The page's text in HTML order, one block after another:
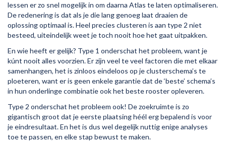
lessen er zo snel mogelijk in om daarna Atlas te laten optimaliseren.
De redenering is dat als je die lang genoeg laat draaien de
oplossing optimaal is. Heel precies clusteren is aan type 2 niet
besteed, uiteindelijk weet je toch nooit hoe het gaat uitpakken.
En wie heeft er gelijk? Type 1 onderschat het probleem, want je
kúnt nooit alles voorzien. Er zijn veel te veel factoren die met elkaar
samenhangen, het is zinloos eindeloos op je clusterschema’s te
ploeteren, want er is geen enkele garantie dat de ‘beste’ schema’s
in hun onderlinge combinatie ook het beste rooster opleveren.
Type 2 onderschat het probleem ook! De zoekruimte is zo
gigantisch groot dat je eerste plaatsing héél erg bepalend is voor
je eindresultaat. En het is dus wel degelijk nuttig enige analyses
toe te passen, en elke stap bewust te maken.